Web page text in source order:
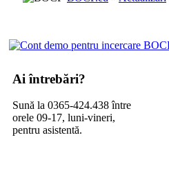
Ai întrebări?
Sună la 0365-424.438 între
orele 09-17, luni-vineri,
pentru asistentă.